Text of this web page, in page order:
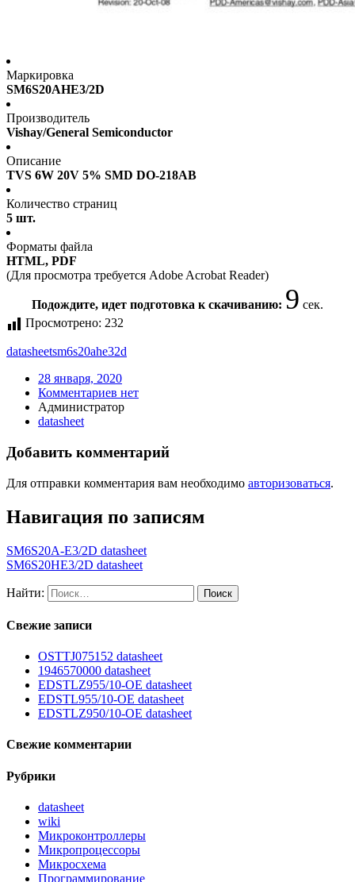
Маркировка
SM6S20AHE3/2D
Производитель
Vishay/General Semiconductor
Описание
TVS 6W 20V 5% SMD DO-218AB
Количество страниц
5 шт.
Форматы файла
HTML, PDF
(Для просмотра требуется Adobe Acrobat Reader)
Подождите, идет подготовка к скачиванию: 8 сек.
Просмотрено: 232
datasheetsm6s20ahe32d
28 января, 2020
Комментариев нет
Администратор
datasheet
Добавить комментарий
Для отправки комментария вам необходимо авторизоваться.
Навигация по записям
SM6S20A-E3/2D datasheet
SM6S20HE3/2D datasheet
Найти:
Свежие записи
OSTTJ075152 datasheet
1946570000 datasheet
EDSTLZ955/10-OE datasheet
EDSTL955/10-OE datasheet
EDSTLZ950/10-OE datasheet
Свежие комментарии
Рубрики
datasheet
wiki
Микроконтроллеры
Микропроцессоры
Микросхема
Программирование